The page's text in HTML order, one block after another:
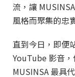
流，讓
風格而聚集的忠
直到今日，即便
YouTube 影音
MUSINSA 最具